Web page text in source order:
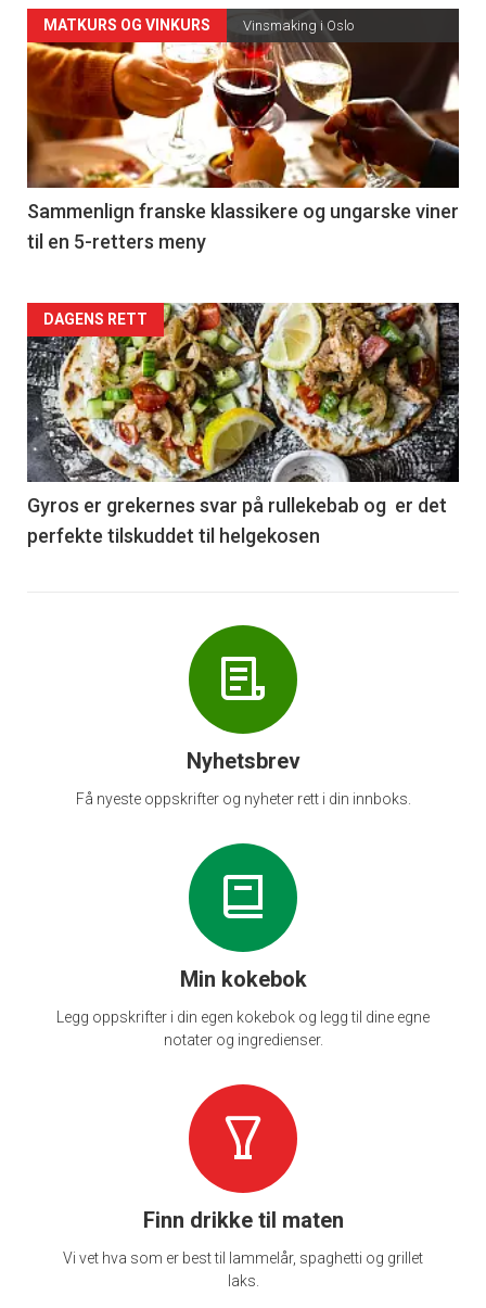
Forsiden
akkurat
nå
-
5
MATKURS OG VINKURS Vinsmaking i Oslo
Sammenlign franske klassikere og ungarske viner
til en 5-retters meny
Forsiden
akkurat
nå
-
6
DAGENS RETT
Gyros er grekernes svar på rullekebab og er det
perfekte tilskuddet til helgekosen
Nyhetsbrev
Få nyeste oppskrifter og nyheter rett i din innboks.
Min kokebok
Legg oppskrifter i din egen kokebok og legg til dine egne
notater og ingredienser.
Finn drikke til maten
Vi vet hva som er best til lammelår, spaghetti og grillet
laks.